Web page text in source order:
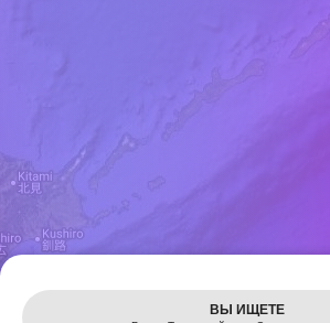
ВЫ ИЩЕТЕ